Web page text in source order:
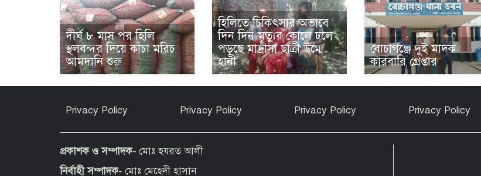
দীর্ঘ ৮ মাস পর হিলি
স্থলবন্দর দিয়ে কাঁচা মরিচ
আমদানি শুরু
হিলিতে চিকিৎসার অভাবে
দিন দিন মৃত্যুর কোলে ঢলে
পড়ছে মাদ্রাসা ছাত্রী উম্মে
হানী
বোচাগঞ্জে দুই মাদক
কারবারি গ্রেপ্তার
Privacy Policy Privacy Policy Privacy Policy Privacy Policy
প্রকাশক ও সম্পাদক- মোঃ হযরত আলী
নির্বাহী সম্পাদক- মোঃ মেহেদী হাসান